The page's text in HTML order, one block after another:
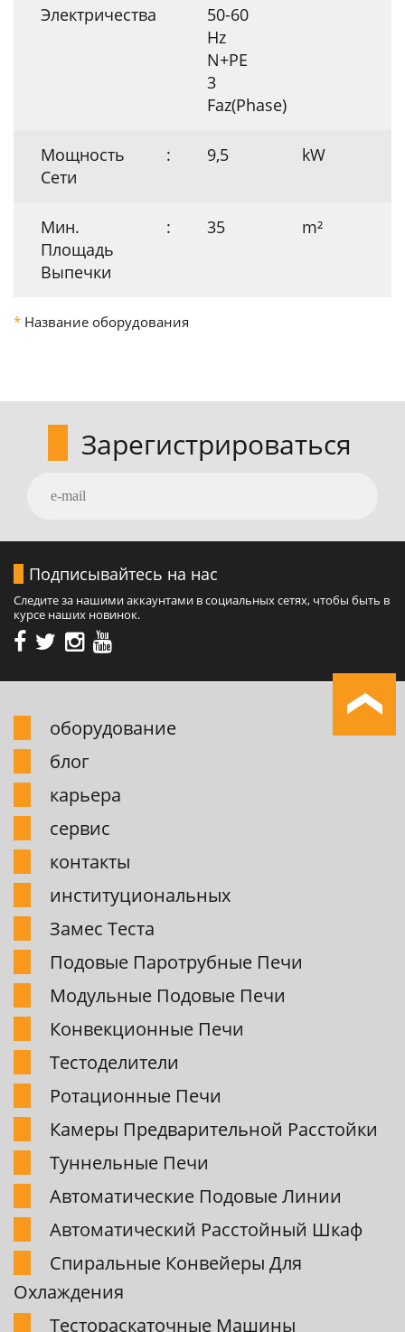
Электричества
50-60
Hz
N+PE
3
Faz(Phase)
Мощность
Сети
: 9,5 kW
Мин.
Площадь
Выпечки
: 35 m²
* Название оборудования
Зарегистрироваться
Подписывайтесь на нас
Следите за нашими аккаунтами в социальных сетях, чтобы быть в
курсе наших новинок.
обоpудование
блог
карьера
сервис
контакты
институциональных
Замес Теста
Подовые Паpотpубные Печи
Модульные Подовые Печи
Конвекционные Печи
Тестоделители
Pотационные Печи
Камеpы Пpедваpительной Pасстойки
Туннельные Печи
Автоматические Подовые Линии
Автоматический Pасстойный Шкаф
Спиpальные Конвейеpы Для
Охлаждения
Тестоpаскаточные Машины